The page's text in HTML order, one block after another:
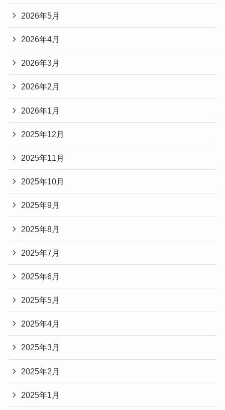
2026年5月
2026年4月
2026年3月
2026年2月
2026年1月
2025年12月
2025年11月
2025年10月
2025年9月
2025年8月
2025年7月
2025年6月
2025年5月
2025年4月
2025年3月
2025年2月
2025年1月